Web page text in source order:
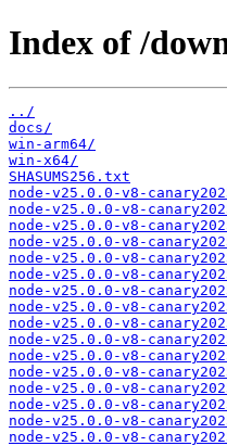
Index of /
../
docs/
win-arm64/
win-x64/
SHASUMS256.txt
node-v25.0.0-v8-
node-v25.0.0-v8-
node-v25.0.0-v8-
node-v25.0.0-v8-
node-v25.0.0-v8-
node-v25.0.0-v8-
node-v25.0.0-v8-
node-v25.0.0-v8-
node-v25.0.0-v8-
node-v25.0.0-v8-
node-v25.0.0-v8-
node-v25.0.0-v8-
node-v25.0.0-v8-
node-v25.0.0-v8-
node-v25.0.0-v8-
node-v25.0.0-v8-